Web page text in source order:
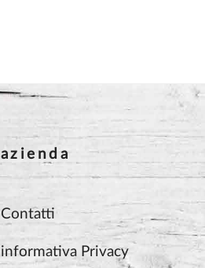
azienda
Contatti
informativa Privacy